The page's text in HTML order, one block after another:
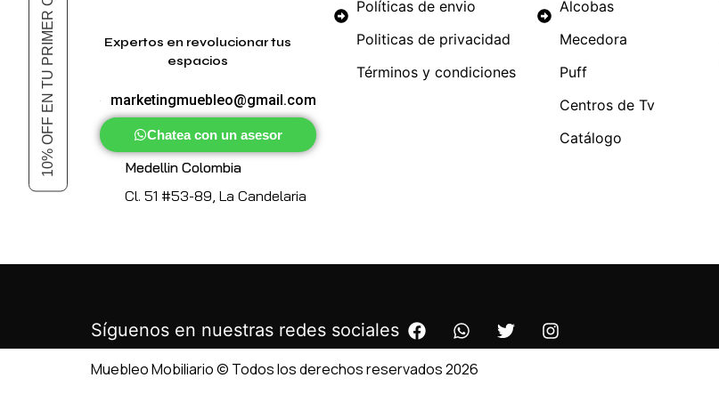
Expertos en revolucionar tus
espacios
marketingmuebleo@gmail.com
Chatea con un asesor
Medellin Colombia
Cl. 51 #53-89, La Candelaria
Políticas de envio
Politicas de privacidad
Términos y condiciones
Alcobas
Mecedora
Puff
Centros de Tv
Catálogo
Síguenos en nuestras redes sociales
Muebleo Mobiliario © Todos los derechos reservados 2026
10% OFF EN TU PRIMER COMPRA